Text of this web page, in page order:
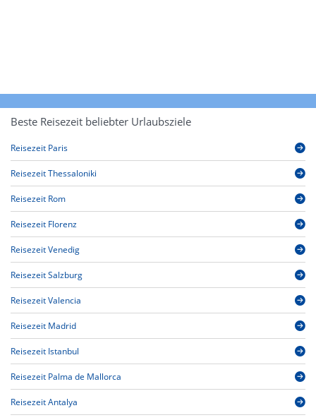
Beste Reisezeit beliebter Urlaubsziele
Reisezeit Paris
Reisezeit Thessaloniki
Reisezeit Rom
Reisezeit Florenz
Reisezeit Venedig
Reisezeit Salzburg
Reisezeit Valencia
Reisezeit Madrid
Reisezeit Istanbul
Reisezeit Palma de Mallorca
Reisezeit Antalya